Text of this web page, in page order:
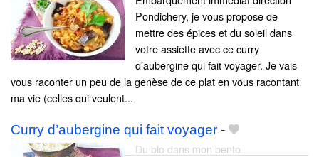
Pondichery, je vous propose de
mettre des épices et du soleil dans
votre assiette avec ce curry
d’aubergine qui fait voyager. Je vais
vous raconter un peu de la genèse de ce plat en vous racontant
ma vie (celles qui veulent...
Curry d’aubergine qui fait voyager -
Du bio dans mon bento